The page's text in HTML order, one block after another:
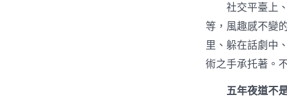
社交平臺上
等，風趣感不變
里、躲在話劇中
術之手承托著。
五年夜道不